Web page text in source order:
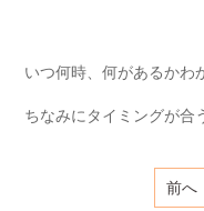
いつ何時、何があるかわ
ちなみにタイミングが合
前へ